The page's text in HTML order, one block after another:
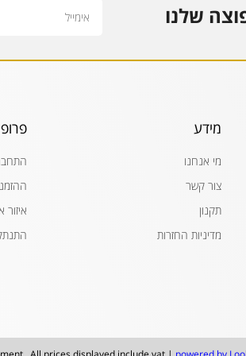
שלנו
מידע
מי אנחנו
צור קשר
תקנון
מדיניות החזרות
איזור